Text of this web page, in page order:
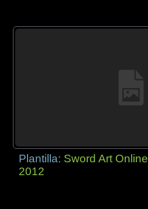
Plantilla: Sword Art Online
2012